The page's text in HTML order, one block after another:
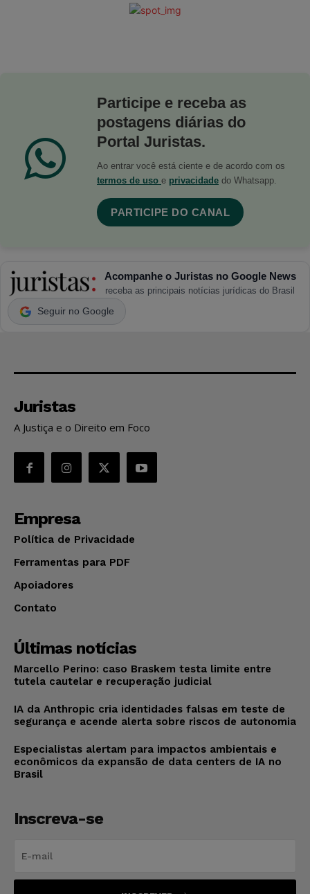
Participe e receba as
postagens diárias do
Portal Juristas.
Ao entrar você está ciente e de acordo com os
termos de uso e privacidade do Whatsapp.
PARTICIPE DO CANAL
Acompanhe o Juristas no Google News
receba as principais notícias jurídicas do Brasil
Seguir no Google
Juristas
A Justiça e o Direito em Foco
Empresa
Política de Privacidade
Ferramentas para PDF
Apoiadores
Contato
Últimas notícias
Marcello Perino: caso Braskem testa limite entre
tutela cautelar e recuperação judicial
IA da Anthropic cria identidades falsas em teste de
segurança e acende alerta sobre riscos de autonomia
Especialistas alertam para impactos ambientais e
econômicos da expansão de data centers de IA no
Brasil
Inscreva-se